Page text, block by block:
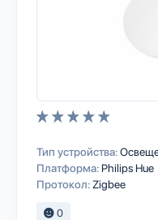
Тип устройства:
Платформа: Philips Hue
Протокол: Zigbee
0